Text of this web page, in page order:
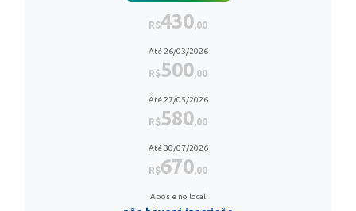
R$430,00
Até 26/03/2026
R$500,00
Até 27/05/2026
R$580,00
Até 30/07/2026
R$670,00
Após e no local